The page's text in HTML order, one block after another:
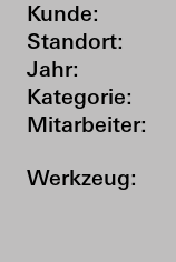
Kunde:
Standort:
Jahr:
Kategorie:
Mitarbeiter:
Werkzeug: